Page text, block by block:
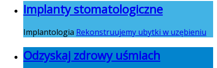
Implanty stomatologiczne
Implantologia Rekonstruujemy ubytki w uzębieniu
Odzyskaj zdrowy uśmiach